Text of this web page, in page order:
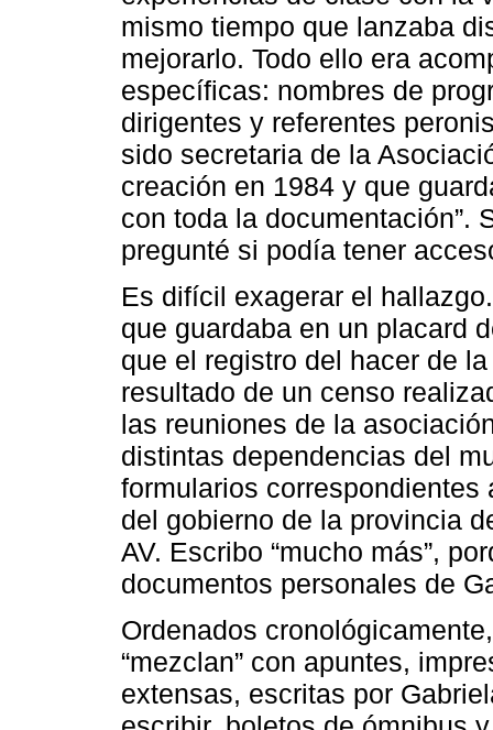
mismo tiempo que lanzaba
mejorarlo. Todo ello era
específicas: nombres de
dirigentes y referentes
sido secretaria de la
creación en 1984 y que
con toda la documentación”.
pregunté si podía tener
Es difícil exagerar el
que guardaba en un placard
que el registro del hacer de
resultado de un censo
las reuniones de la
distintas dependencias del
formularios
del gobierno de la provincia
AV. Escribo “mucho más”,
documentos personales de
Ordenados
“mezclan” con apuntes,
extensas, escritas por